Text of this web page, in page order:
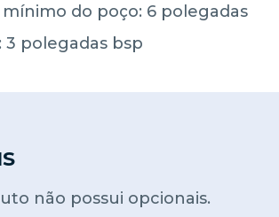
do poço: 6 polegadas
3 polegadas bsp
não possui opcionais.